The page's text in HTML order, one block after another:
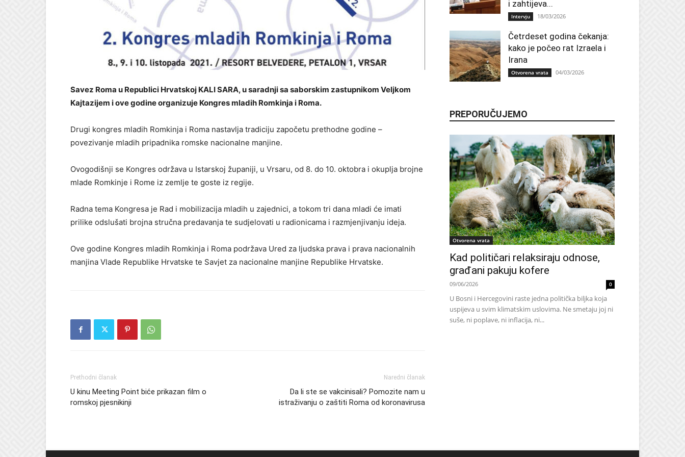
Savez Roma u Republici Hrvatskoj KALI SARA, u saradnji sa saborskim zastupnikom Veljkom
Kajtazijem i ove godine organizuje Kongres mladih Romkinja i Roma.
Drugi kongres mladih Romkinja i Roma nastavlja tradiciju započetu prethodne godine –
povezivanje mladih pripadnika romske nacionalne manjine.
Ovogodišnji se Kongres održava u Istarskoj županiji, u Vrsaru, od 8. do 10. oktobra i okuplja brojne
mlade Romkinje i Rome iz zemlje te goste iz regije.
Radna tema Kongresa je Rad i mobilizacija mladih u zajednici, a tokom tri dana mladi će imati
prilike odslušati brojna stručna predavanja te sudjelovati u radionicama i razmjenjivanju ideja.
Ove godine Kongres mladih Romkinja i Roma podržava Ured za ljudska prava i prava nacionalnih
manjina Vlade Republike Hrvatske te Savjet za nacionalne manjine Republike Hrvatske.
Prethodni članak
U kinu Meeting Point biće prikazan film o
romskoj pjesnikinji
Naredni članak
Da li ste se vakcinisali? Pomozite nam u
istraživanju o zaštiti Roma od koronavirusa
i zahtijeva...
Intervju 18/03/2026
Četrdeset godina čekanja:
kako je počeo rat Izraela i
Irana
Otvorena vrata 04/03/2026
PREPORUČUJEMO
Otvorena vrata
Kad političari relaksiraju odnose,
građani pakuju kofere
09/06/2026 0
U Bosni i Hercegovini raste jedna politička biljka koja
uspijeva u svim klimatskim uslovima. Ne smetaju joj ni
suše, ni poplave, ni inflacija, ni...